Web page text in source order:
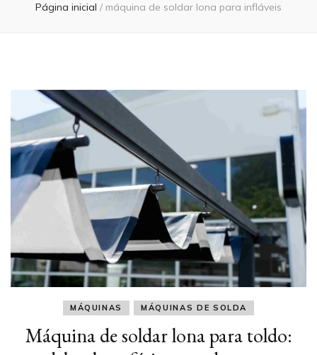
Página inicial / máquina de soldar lona para infláveis
MÁQUINAS MÁQUINAS DE SOLDA
Máquina de soldar lona para toldo: